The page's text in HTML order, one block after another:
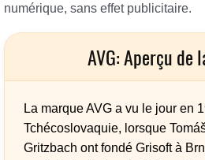
numérique, sans effet publicitaire.
AVG: Aperçu de
La marque AVG a vu le jour en
Tchécoslovaquie, lorsque
Gritzbach ont fondé Grisoft à